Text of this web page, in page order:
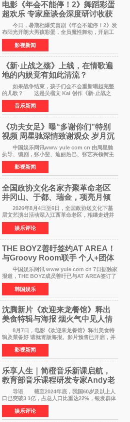
电影《年会不能停！2》舞蹈彩蛋
超欢乐 专家座谈会深度研讨收获
满满
今日，暑期档爆笑喜剧《年会不能停！2》发
布阳光开朗大男孩彩蛋，全员魔性舞动，开启工
位狂欢模式。影片于昨日同步举办专家座谈会，
导演董润年、总制片人应萝佳出席现场，与一众
业内、学界专家
影视新闻
《新·止战之殇》上线，在情歌遍
地的内娱竟有如此清流？
如果战争结束，孩子们会不会重新唱起完整
的儿歌？ 这是吴楷文 Kai 创作《新·止战之
殇》时最初的想法。 从伊朗相关冲突引发的
地区局势，到世界各地仍在发生的动荡与不安，
战争从来不只
音乐新闻
《功夫女足》曝“多谢你们”特别
视频 周星驰深情致谢观众 岁月沉
淀不灭初心
中国娱乐网讯www yule com cn 由周星驰
执导、编剧，张小斐、迪丽热巴、张艺兴领衔主
演，刘嘉玲、佐藤健特别出演，艾米、雪野、蔡
思贝、胡予安、倪好特别介绍的喜剧电影《功夫
女足》释出多谢你
影视新闻
全国政协文化名家齐聚革命老区
井冈山、于都、瑞金，项亮月倾
情献唱《桃花谣》致敬红色沃土
2026年8月4日至6日，全国政协送文化下基
层文艺演出活动深入江西革命老区，相继走进井
冈山、于都长征出发地、瑞金三地。由全国政协
文化文史和学习委员会副主任、甘肃省政协原主
席欧阳坚率团，一
娱乐评论
THE BOYZ善旴签约AT AREA！
与Groovy Room联手 个人+团体
活动并行
中国娱乐网讯 www yule com cn 7日据独家
报道，THE BOYZ成员善旴已与AT AREA签订了
专属合约。AT AREA是由知名制作人组合
Groovy Room创立的hip-hop厂牌，旗下拥有多
位实力派音乐人，在韩
韩国娱乐
沈腾新片《欢迎来龙餐馆》释出
美食特辑与海报 烟火气中见人情
温暖
8月7日，电影《欢迎来龙餐馆》释出美食特
辑及菜备好 请就胃版海报。影片预售已开启，并
将于8月8日至10日14:00-21:00举行全国超前点
映。电影《欢迎来龙餐馆》作为战争美食喜剧大
片，讲述了中国
影视新闻
乐享人生｜简橙音乐新课启航，
教育部音乐课程研发专家Andy老
师重磅入驻领航银龄琴声
导语 截至2024年底，我国60岁及以上人
口已突破3 1亿，占总人口比重达22%，银发群体
的精神文化需求日益凸显。2024年1月，国务院办
公厅印发《关于发展银发经济增进老年人福祉的
意见》——这是
娱乐评论